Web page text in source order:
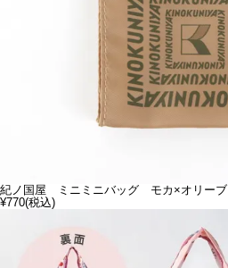
紀ノ国屋 ミニミニバッグ モカ×オリーブ
¥770(税込)